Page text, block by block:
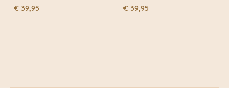
€ 39,95
€ 39,95